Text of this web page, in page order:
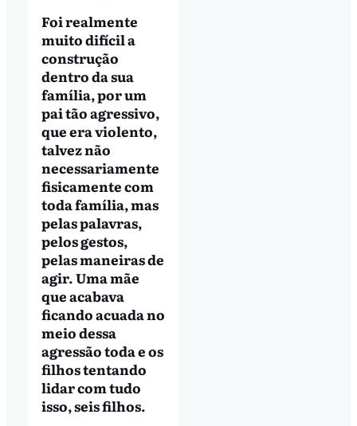
Foi realmente
muito difícil a
construção
dentro da sua
família, por um
pai tão agressivo,
que era violento,
talvez não
necessariamente
fisicamente com
toda família, mas
pelas palavras,
pelos gestos,
pelas maneiras de
agir. Uma mãe
que acabava
ficando acuada no
meio dessa
agressão toda e os
filhos tentando
lidar com tudo
isso, seis filhos.